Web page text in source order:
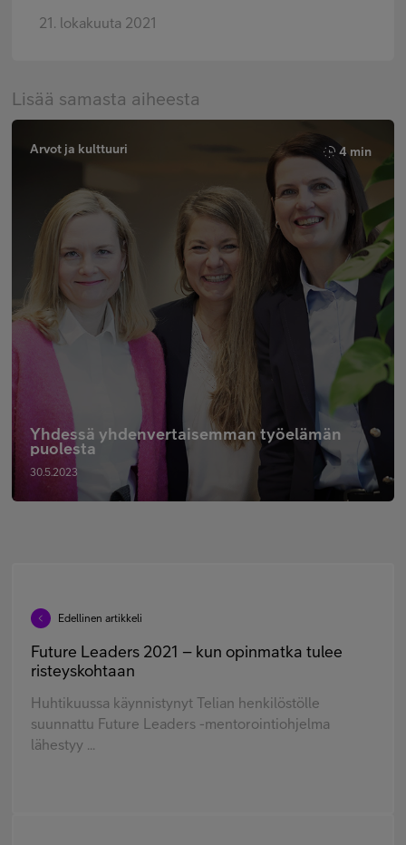
Lisää samasta aiheesta
Arvot ja kulttuuri 4 min
Yhdessä yhdenvertaisemman työelämän
puolesta
30.5.2023
21. lokakuuta 2021
Edellinen artikkeli
Future Leaders 2021 – kun opinmatka tulee
risteyskohtaan
Huhtikuussa käynnistynyt Telian henkilöstölle
suunnattu Future Leaders -mentorointiohjelma
lähestyy ...